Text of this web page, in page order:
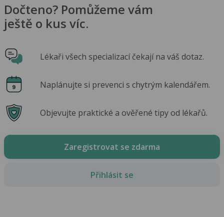
Dočteno? Pomůžeme vám
ještě o kus víc.
Lékaři všech specializací čekají na váš dotaz.
Naplánujte si prevenci s chytrým kalendářem.
Objevujte praktické a ověřené tipy od lékařů.
Zaregistrovat se zdarma
Přihlásit se